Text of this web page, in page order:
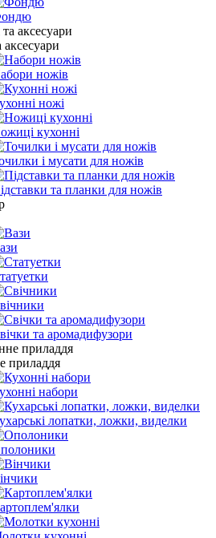
ножів
ножі
кухонні
і мусати для ножів
та планки для ножів
та аромадифузори
приладдя
набори
лопатки, ложки, виделки